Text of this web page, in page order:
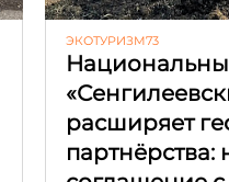
ЭКОТУРИЗМ73
расширяет
партнёрства: